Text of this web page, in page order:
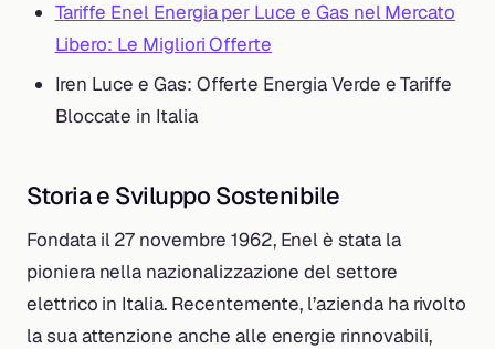
Tariffe Enel Energia per Luce e Gas nel Mercato
Libero: Le Migliori Offerte
Iren Luce e Gas: Offerte Energia Verde e Tariffe
Bloccate in Italia
Storia e Sviluppo Sostenibile
Fondata il 27 novembre 1962, Enel è stata la
pioniera nella nazionalizzazione del settore
elettrico in Italia. Recentemente, l’azienda ha rivolto
la sua attenzione anche alle energie rinnovabili,